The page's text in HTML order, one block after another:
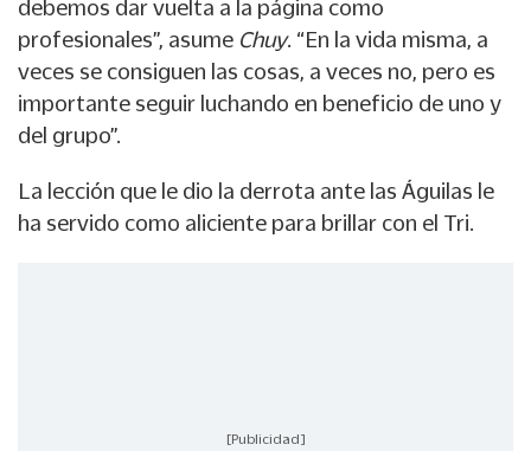
debemos dar vuelta a la página como
profesionales”, asume Chuy. “En la vida misma, a
veces se consiguen las cosas, a veces no, pero es
importante seguir luchando en beneficio de uno y
del grupo”.
La lección que le dio la derrota ante las Águilas le
ha servido como aliciente para brillar con el Tri.
[Publicidad]